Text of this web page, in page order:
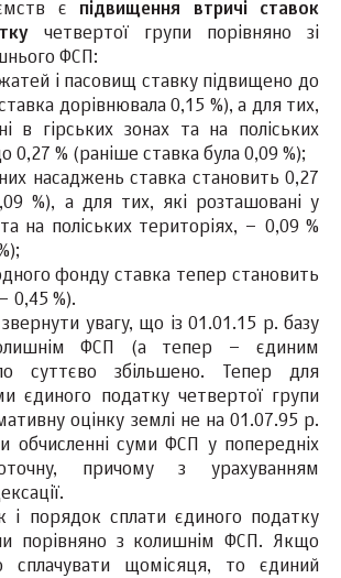
є підвищення втричі ставок
четвертої групи порівняно зі
ФСП:
і пасовищ ставку підвищено до
дорівнювала 0,15 %), а для тих,
в гірських зонах та на поліських
0,27 % (раніше ставка була 0,09 %);
насаджень ставка становить 0,27
%), а для тих, які розташовані у
на поліських територіях, – 0,09 %
фонду ставка тепер становить
0,45 %).
звернути увагу, що із 01.01.15 р. базу
ФСП (а тепер – єдиним
суттєво збільшено. Тепер для
єдиного податку четвертої групи
оцінку землі не на 01.07.95 р.
обчисленні суми ФСП у попередніх
причому з урахуванням
і порядок сплати єдиного податку
порівняно з колишнім ФСП. Якщо
сплачувати щомісяця, то єдиний